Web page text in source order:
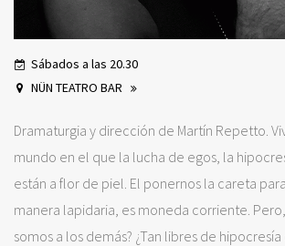
Sábados a las 20.30
NÜN TEATRO BAR
Dramaturgia y dirección de Martín Repetto.
mundo en el que la lucha de egos, la
están a flor de piel. El ponernos la careta
manera lapidaria, es moneda corriente.
somos a los demás? ¿Tan libres de